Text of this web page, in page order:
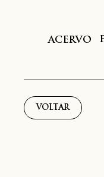
ACERVO
VOLTAR